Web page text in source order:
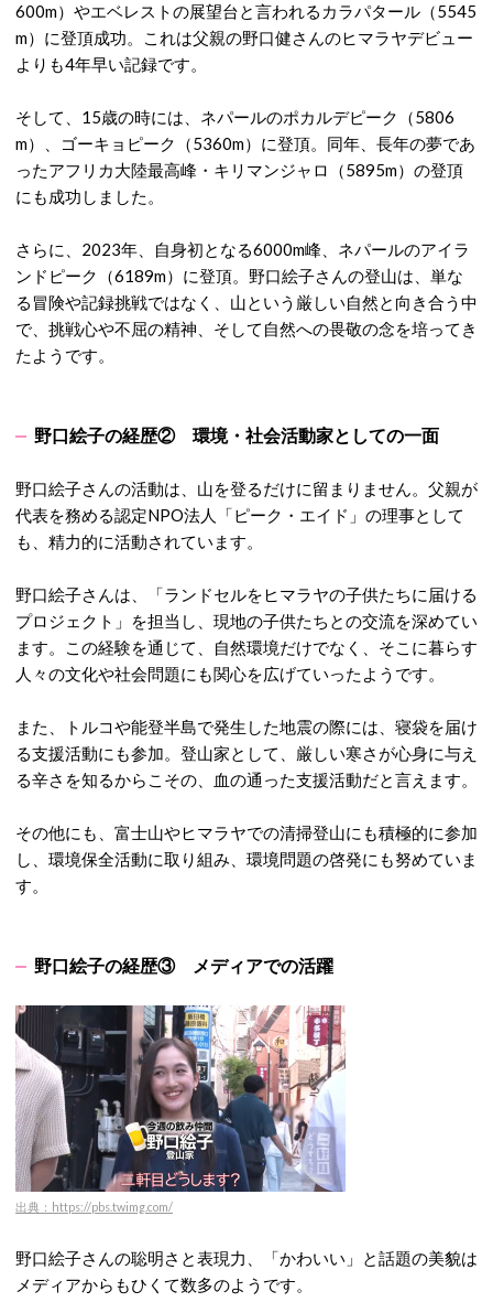
600m）やエベレストの展望台と言われるカラパタール（5545
m）に登頂成功。これは父親の野口健さんのヒマラヤデビュー
よりも4年早い記録です。
そして、15歳の時には、 ネパールのポカルデピーク（5806
m）、ゴーキョピーク（5360m）に登頂。 同年、長年の夢であ
ったアフリカ大陸最高峰・キリマンジャロ（5895m）の登頂
にも成功しました。
さらに、2023年、
自身初となる6000m峰、ネパールのアイラ
ンドピーク（6189m）に登頂。野口絵子さんの登山は、単な
る冒険や記録挑戦ではなく、山という厳しい自然と向き合う中
で、挑戦心や不屈の精神、そして自然への畏敬の念を培ってき
たようです。
野口絵子の経歴② 環境・社会活動家としての一面
野口絵子さんの活動は、山を登るだけに留まりません。父親が
代表を務める認定NPO法人「ピーク・エイド」の理事として
も、精力的に活動されています。
野口絵子さんは、
「ランドセルをヒマラヤの子供たちに届ける
プロジェクト」を担当し、現地の子供たちとの交流を深めてい
ます。
この経験を通じて、自然環境だけでなく、そこに暮らす
人々の文化や社会問題にも関心を広げていったようです。
また、
トルコや能登半島で発生した地震の際には、寝袋を届け
る支援活動にも参加。 登山家として、厳しい寒さが心身に与え
る辛さを知るからこその、血の通った支援活動だと言えます。
その他にも、 富士山やヒマラヤでの清掃登山にも積極的に参加
し、環境保全活動に取り組み、環境問題の啓発にも努めていま
す。
野口絵子の経歴③ メディアでの活躍
出典：https://pbs.twimg.com/
野口絵子さんの聡明さと表現力、「かわいい」と話題の美貌は
メディアからもひくて数多のようです。